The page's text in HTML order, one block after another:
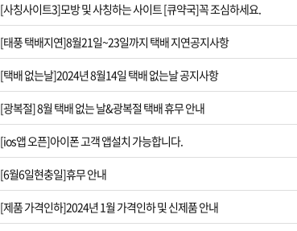
[사칭사이트3]모방 및 사칭하는 사이트 [큐약국]꼭 조심하세요.
[태풍 택배지연]8월21일~23일까지 택배 지연공지사항
[택배 없는날]2024년 8월14일 택배 없는날 공지사항
[광복절] 8월 택배 없는 날&광복절 택배 휴무 안내
[ios앱 오픈]아이폰 고객 앱설치 가능합니다.
[6월6일현충일]휴무 안내
[제품 가격인하]2024년 1월 가격인하 및 신제품 안내